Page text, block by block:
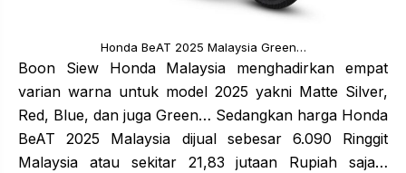
Honda BeAT 2025 Malaysia Green…
Boon Siew Honda Malaysia menghadirkan empat
varian warna untuk model 2025 yakni Matte Silver,
Red, Blue, dan juga Green… Sedangkan harga Honda
BeAT 2025 Malaysia dijual sebesar 6.090 Ringgit
Malaysia atau sekitar 21,83 jutaan Rupiah saja…